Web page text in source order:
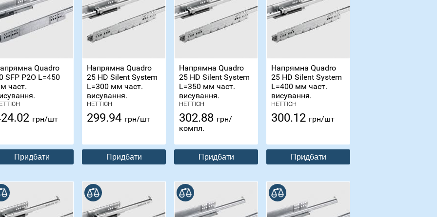
Quadro
SFP P2O L=450
част.
грн/шт
Придбати
Напрямна Quadro
25 HD Silent System
L=300 мм част.
висування.
HETTICH
299.94 грн/шт
Придбати
Напрямна Quadro
25 HD Silent System
L=350 мм част.
висування.
HETTICH
302.88 грн/
компл.
Придбати
Напрямна Quadro
25 HD Silent System
L=400 мм част.
висування.
HETTICH
300.12 грн/шт
Придбати